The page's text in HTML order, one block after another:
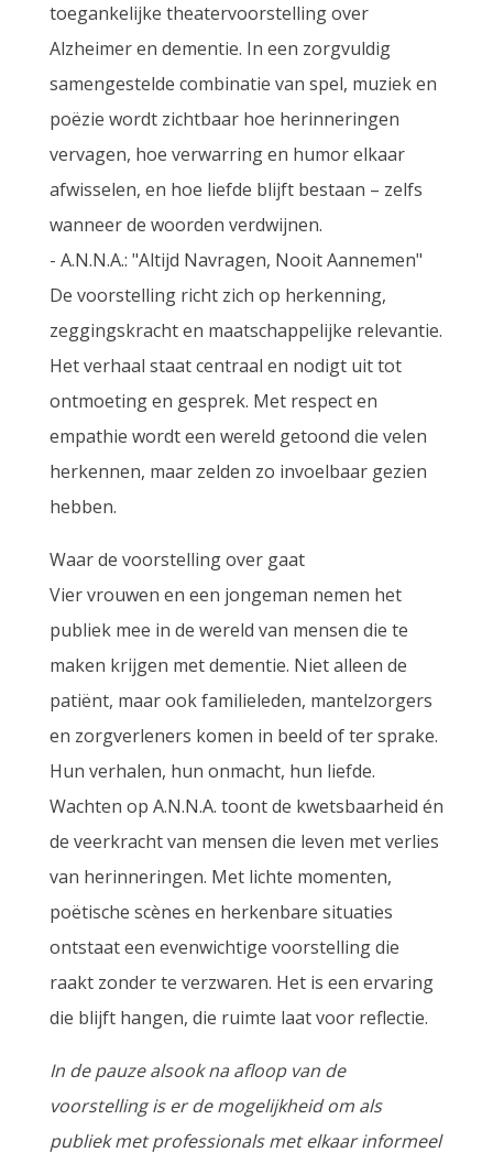
toegankelijke theatervoorstelling over
Alzheimer en dementie. In een zorgvuldig
samengestelde combinatie van spel, muziek en
poëzie wordt zichtbaar hoe herinneringen
vervagen, hoe verwarring en humor elkaar
afwisselen, en hoe liefde blijft bestaan – zelfs
wanneer de woorden verdwijnen.
- A.N.N.A.: "Altijd Navragen, Nooit Aannemen"
De voorstelling richt zich op herkenning,
zeggingskracht en maatschappelijke relevantie.
Het verhaal staat centraal en nodigt uit tot
ontmoeting en gesprek. Met respect en
empathie wordt een wereld getoond die velen
herkennen, maar zelden zo invoelbaar gezien
hebben.
Waar de voorstelling over gaat
Vier vrouwen en een jongeman nemen het
publiek mee in de wereld van mensen die te
maken krijgen met dementie. Niet alleen de
patiënt, maar ook familieleden, mantelzorgers
en zorgverleners komen in beeld of ter sprake.
Hun verhalen, hun onmacht, hun liefde.
Wachten op A.N.N.A. toont de kwetsbaarheid én
de veerkracht van mensen die leven met verlies
van herinneringen. Met lichte momenten,
poëtische scènes en herkenbare situaties
ontstaat een evenwichtige voorstelling die
raakt zonder te verzwaren. Het is een ervaring
die blijft hangen, die ruimte laat voor reflectie.
In de pauze alsook na afloop van de
voorstelling is er de mogelijkheid om als
publiek met professionals met elkaar informeel